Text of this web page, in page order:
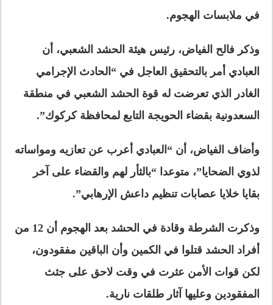
في ملابسات الهجوم.
وذكر فالح الفياض، رئيس هيئة الحشد الشعبي، أن
العبادي أمر بالتحقيق العاجل في “الحادث الإجرامي
الغادر الذي تعرضت له قوة الحشد الشعبي في منطقة
السعدونية بقضاء الحويجة التابع لمحافظة كركوك”.
وأضاف الفياض، أن “العبادي أعرب عن تعازيه ومواساته
لذوي الضحايا”، متوعدا “بالثأر لهم والقضاء على آخر
بقايا خلايا عصابات تنظيم داعش الإرهابي”.
وذكرت الشرطة وقادة في الحشد بعد الهجوم أن 12 من
أفراد الحشد قتلوا في الكمين وأن الباقين مفقودون،
لكن قوات الأمن عثرت في وقت لاحق على جثث
المفقودين وعليها آثار طلقات نارية.